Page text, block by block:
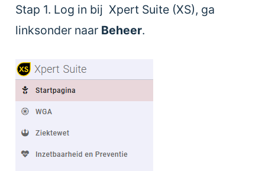
Stap 1. Log in bij Xpert Suite (XS), ga
linksonder naar Beheer.